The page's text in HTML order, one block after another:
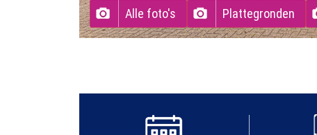
Alle foto's Plattegronden